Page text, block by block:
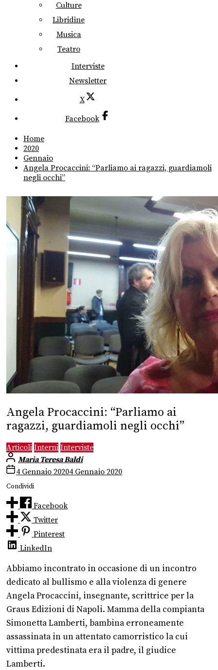
Culture
Libridine
Musica
Teatro
Interviste
Newsletter
X
Facebook
Home
2020
Gennaio
Angela Procaccini: “Parliamo ai ragazzi, guardiamoli
negli occhi”
Angela Procaccini: “Parliamo ai
ragazzi, guardiamoli negli occhi”
Articoli Interni Interviste
Maria Teresa Baldi
4 Gennaio 20204 Gennaio 2020
Condividi
Facebook
Twitter
Pinterest
LinkedIn
Abbiamo incontrato in occasione di un incontro
dedicato al bullismo e alla violenza di genere
Angela Procaccini, insegnante, scrittrice per la
Graus Edizioni di Napoli. Mamma della compianta
Simonetta Lamberti, bambina erroneamente
assassinata in un attentato camorristico la cui
vittima predestinata era il padre, il giudice
Lamberti.